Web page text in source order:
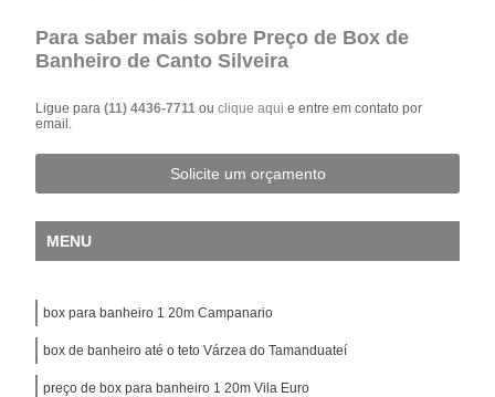
Para saber mais sobre Preço de Box de
Banheiro de Canto Silveira
Ligue para(11) 4436-7711ouclique aqui e entre em contato por
email.
Solicite um orçamento
MENU
box para banheiro 1 20m Campanario
box de banheiro até o teto Várzea do Tamanduateí
preço de box para banheiro 1 20m Vila Euro